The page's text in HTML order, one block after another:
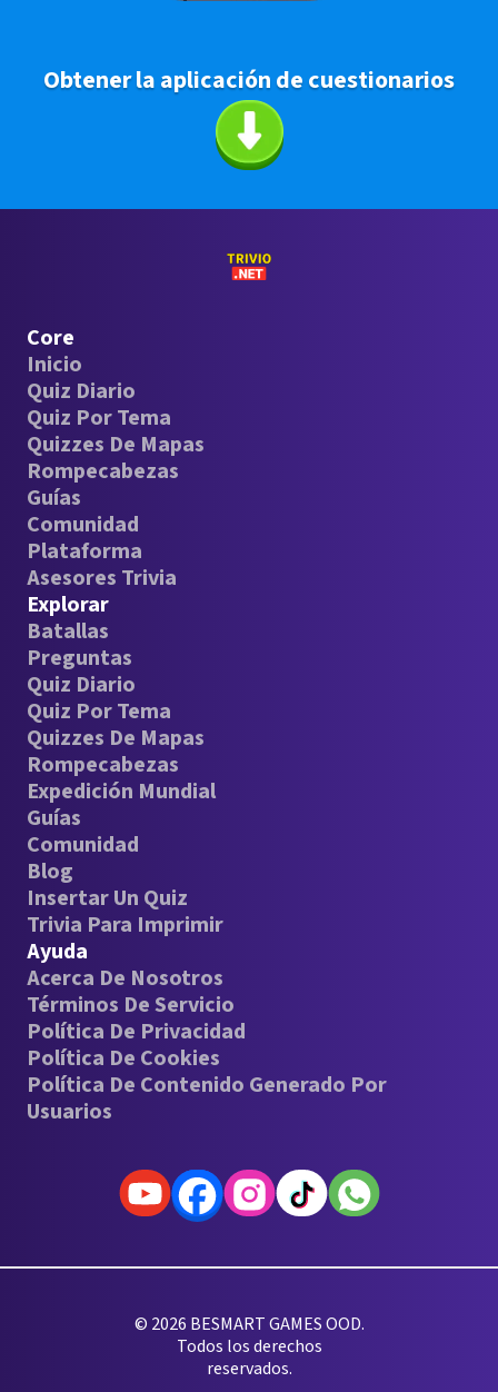
Obtener la aplicación de cuestionarios
Core
Inicio
Quiz Diario
Quiz Por Tema
Quizzes De Mapas
Rompecabezas
Guías
Comunidad
Plataforma
Asesores Trivia
Explorar
Batallas
Preguntas
Quiz Diario
Quiz Por Tema
Quizzes De Mapas
Rompecabezas
Expedición Mundial
Guías
Comunidad
Blog
Insertar Un Quiz
Trivia Para Imprimir
Ayuda
Acerca De Nosotros
Términos De Servicio
Política De Privacidad
Política De Cookies
Política De Contenido Generado Por
Usuarios
© 2026 BESMART GAMES OOD.
Todos los derechos
reservados.